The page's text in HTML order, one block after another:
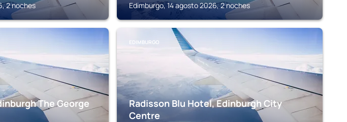
2 noches Edimburgo, 14 agosto 2026, 2 noches
The George
EDIMBURGO
Radisson Blu Hotel, Edinburgh City
Centre